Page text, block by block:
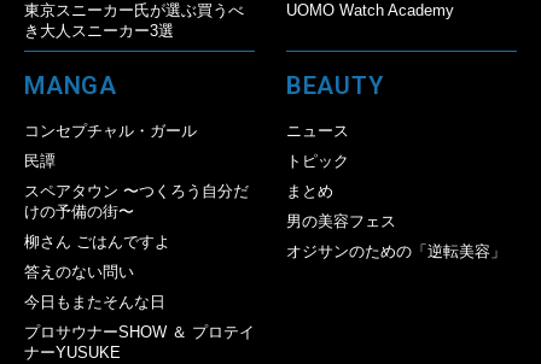
東京スニーカー氏が選ぶ買うべ
き大人スニーカー3選
UOMO Watch Academy
MANGA
コンセプチャル・ガール
民譚
スペアタウン 〜つくろう自分だ
けの予備の街〜
柳さん ごはんですよ
答えのない問い
今日もまたそんな日
プロサウナーSHOW ＆ プロテイ
ナーYUSUKE
BEAUTY
ニュース
トピック
まとめ
男の美容フェス
オジサンのための「逆転美容」